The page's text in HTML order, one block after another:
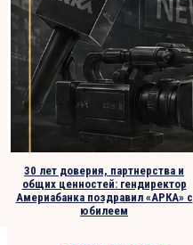
30 лет доверия, партнерства и
общих ценностей: гендиректор
Америабанка поздравил «АРКА» с
юбилеем